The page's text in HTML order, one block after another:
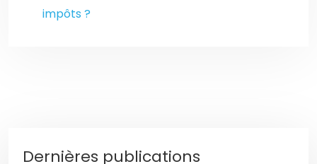
impôts ?
Dernières publications